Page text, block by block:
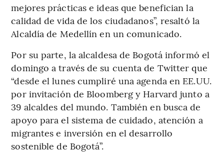
mejores prácticas e ideas que benefician la
calidad de vida de los ciudadanos”, resaltó la
Alcaldía de Medellín en un comunicado.
Por su parte, la alcaldesa de Bogotá informó el
domingo a través de su cuenta de Twitter que
“desde el lunes cumpliré una agenda en EE.UU.
por invitación de Bloomberg y Harvard junto a
39 alcaldes del mundo. También en busca de
apoyo para el sistema de cuidado, atención a
migrantes e inversión en el desarrollo
sostenible de Bogotá”.